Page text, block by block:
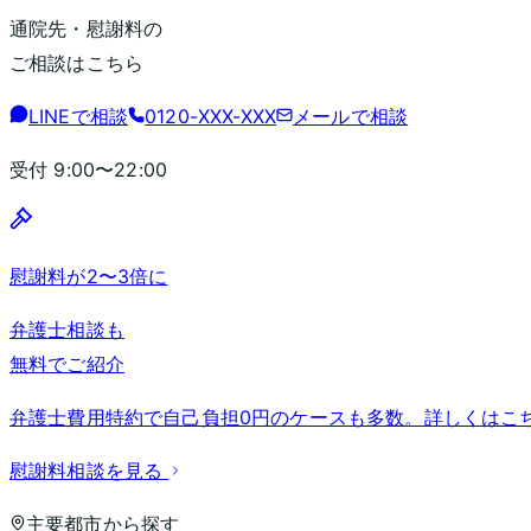
通院先・慰謝料の
ご相談はこちら
LINEで相談 0120-XXX-XXX メールで相談
受付 9:00〜22:00
慰謝料が2〜3倍に
弁護士相談も
無料でご紹介
弁護士費用特約で自己負担0円のケースも多数。詳しくはこ
慰謝料相談を見る
主要都市から探す